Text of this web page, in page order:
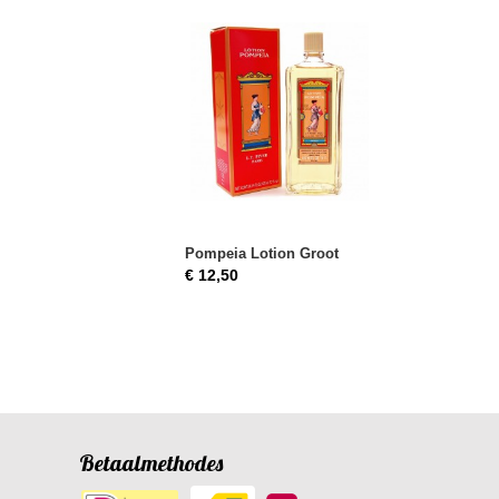
Pompeia Lotion Groot
€ 12,50
Betaalmethodes